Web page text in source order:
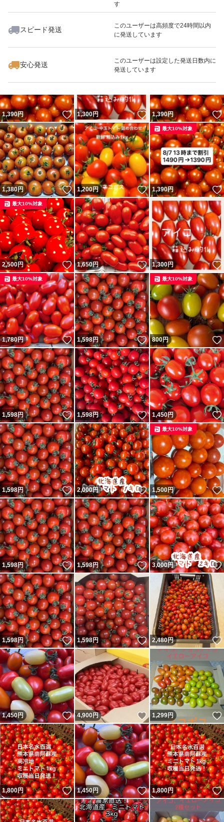
す
スピード発送
このユーザーは高頻度で24時間以内
に発送しています
安心発送
このユーザーは設定した発送日数内に
発送しています
いいね！
1,490
1,390円 いいね！
1,300円 いいね！
1,390円
1,380円 いいね！
1,200円 いいね！
1,390円
最大10%対象
2,500円 いいね！
最大10%対象
1,650円 いいね！
1,300円
1,780円 いいね！
最大10%対象
1,598円 いいね！
800円
最大10%対象
1,598円 いいね！
1,598円 いいね！
1,450円
1,598円 いいね！
2,000円 いいね！
1,500円
最大10%対象
1,598円 いいね！
1,598円 いいね！
3,000円
1,598円 いいね！
1,598円 いいね！
2,480円
1,450円 いいね！
4,900円 いいね！
1,299円
1,800円 いいね！
1,450円 いいね！
1,800円